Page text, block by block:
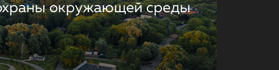
окружающей среды